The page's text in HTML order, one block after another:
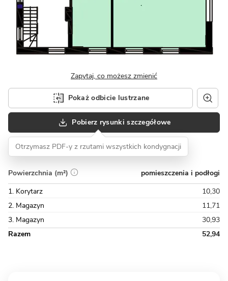
Zapytaj, co możesz zmienić
Pokaż odbicie lustrzane
Pobierz rysunki szczegółowe
Otrzymasz PDF-y z rzutami wszystkich kondygnacji
Powierzchnia (m²)
pomieszczenia i podłogi
1. Korytarz
10,30
2. Magazyn
11,71
3. Magazyn
30,93
Razem
52,94